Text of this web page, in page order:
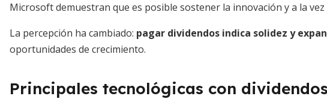
Microsoft demuestran que es posible sostener la innovación y a la
La percepción ha cambiado: pagar dividendos indica solidez y
oportunidades de crecimiento.
Principales tecnológicas con